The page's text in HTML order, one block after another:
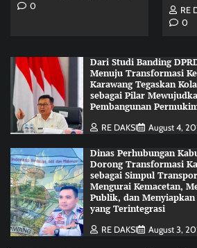
0
RE
0
Dari Studi Banding
Menuju Transformasi
Karawang Tegaskan
sebagai Pilar
Pembangunan
RE DAKSI August 4,
Dinas Perhubungan
Dorong Transformasi
sebagai Simpul
Mengurai Kemacetan,
Publik, dan
yang Terintegrasi
RE DAKSI August 3,